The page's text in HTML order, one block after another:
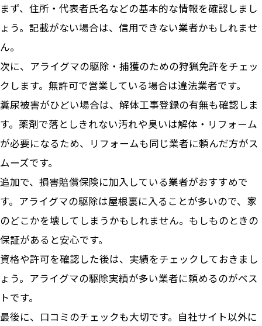
まず、住所・代表者氏名などの基本的な情報を確認しまし
ょう。記載がない場合は、信用できない業者かもしれませ
ん。
次に、アライグマの駆除・捕獲のための狩猟免許をチェッ
クします。無許可で営業している場合は違法業者です。
糞尿被害がひどい場合は、解体工事登録の有無も確認しま
す。薬剤で落としきれない汚れや臭いは解体・リフォーム
が必要になるため、リフォームも同じ業者に頼んだ方がス
ムーズです。
追加で、損害賠償保険に加入している業者がおすすめで
す。アライグマの駆除は屋根裏に入ることが多いので、家
のどこかを壊してしまうかもしれません。もしものときの
保証があると安心です。
資格や許可を確認した後は、実績をチェックしておきまし
ょう。アライグマの駆除実績が多い業者に頼めるのがベス
トです。
最後に、口コミのチェックも大切です。自社サイト以外に